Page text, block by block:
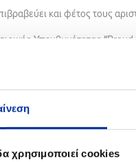
χρησιμοποιεί cookies
και φέτος τους
Υπευθυνότητας
περιοχές όπου
4.250 αριστούχους
και
Μεγαρέων στο
και επικροτεί
απόφοιτοι
απολυτηρίου 18,1 και
που θα βραβευτούν
συμμετοχής στο